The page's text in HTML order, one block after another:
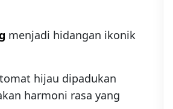
menjadi hidangan ikonik
hijau dipadukan
harmoni rasa yang